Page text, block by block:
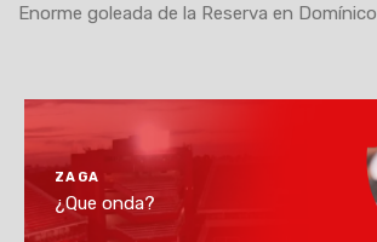
Enorme goleada de la Reserva en Domínico
ZAGA
¿Que onda?